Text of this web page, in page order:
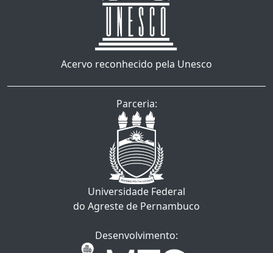
Acervo reconhecido pela Unesco
Parceria:
Universidade Federal
do Agreste de Pernambuco
Desenvolvimento: